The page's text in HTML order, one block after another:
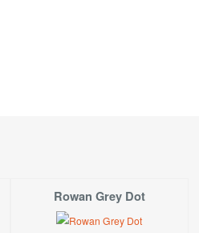
Rowan Grey Dot